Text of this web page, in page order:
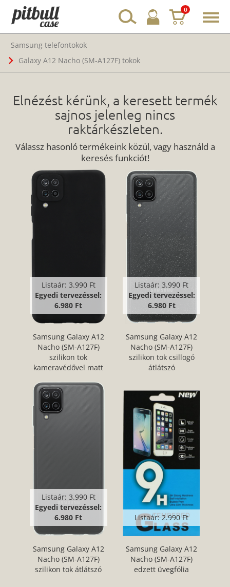
0
Samsung telefontokok
Galaxy A12 Nacho (SM-A127F) tokok
Elnézést kérünk, a keresett termék
sajnos jelenleg nincs
raktárkészleten.
Válassz hasonló termékeink közül, vagy használd a
keresés funkciót!
Listaár: 3.990 Ft
Egyedi tervezéssel:
6.980 Ft
Samsung Galaxy A12
Nacho (SM-A127F)
szilikon tok
kameravédővel matt
Listaár:3.990 Ft
Egyedi tervezéssel:
6.980 Ft
Samsung Galaxy A12
Nacho (SM-A127F)
szilikon tok csillogó
átlátszó
Listaár: 3.990 Ft
Egyedi tervezéssel:
6.980 Ft
Samsung Galaxy A12
Nacho (SM-A127F)
szilikon tok átlátszó
Listaár:2.990 Ft
Samsung Galaxy A12
Nacho (SM-A127F)
edzett üvegfólia